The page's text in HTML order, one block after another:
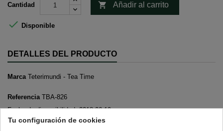
Cantidad  Añadir al carrito
 Disponible
DETALLES DEL PRODUCTO
Marca Teterimundi - Tea Time
Referencia TBA-826
Fecha de disponibilidad: 2018-06-19
Tu configuración de cookies